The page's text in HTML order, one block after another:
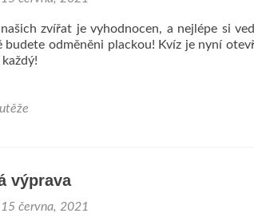
zvířat je vyhodnocen, a nejlépe si
budete odměněni plackou! Kvíz je nyní
výprava
15 června, 2021